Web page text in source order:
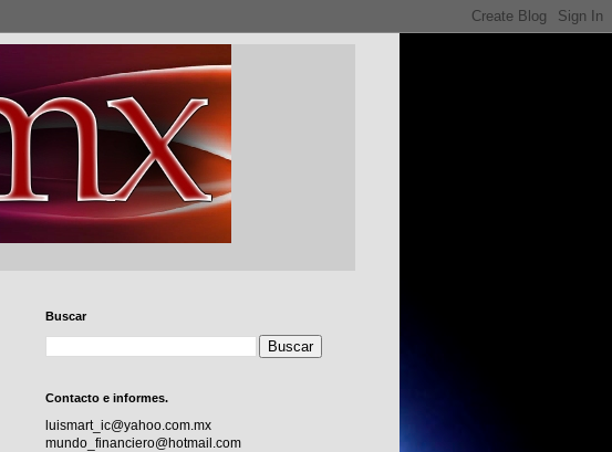
Buscar
Contacto e informes.
luismart_ic@yahoo.com.mx
mundo_financiero@hotmail.com